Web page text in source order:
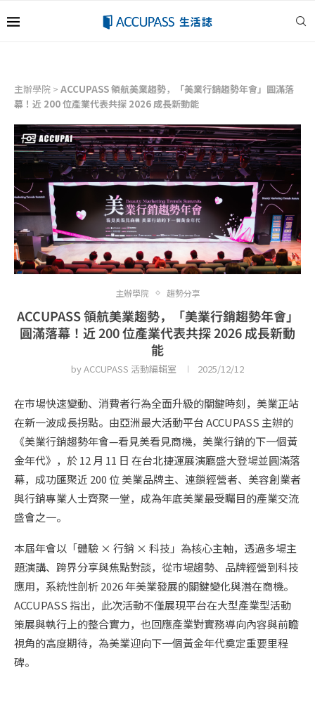
主辦學院 > ACCUPASS 領航美業趨勢，「美業行銷趨勢年會」圓滿落
幕！近 200 位產業代表共探 2026 成長新動能
主辦學院 趨勢分享
ACCUPASS 領航美業趨勢，「美業行銷趨勢年會」
圓滿落幕！近 200 位產業代表共探 2026 成長新動
能
byACCUPASS 活動編輯室 2025/12/12
在市場快速變動、消費者行為全面升級的關鍵時刻，美業正站
在新一波成長拐點。由亞洲最大活動平台 ACCUPASS 主辦的
《美業行銷趨勢年會—看見美看見商機，美業行銷的下一個黃
金年代》，於 12 月 11 日 在台北捷運展演廳盛大登場並圓滿落
幕，成功匯聚近 200 位 美業品牌主、連鎖經營者、美容創業者
與行銷專業人士齊聚一堂，成為年底美業最受矚目的產業交流
盛會之一。
本屆年會以「體驗 × 行銷 × 科技」為核心主軸，透過多場主
題演講、跨界分享與焦點對談，從市場趨勢、品牌經營到科技
應用，系統性剖析 2026 年美業發展的關鍵變化與潛在商機。
ACCUPASS 指出，此次活動不僅展現平台在大型產業型活動
策展與執行上的整合實力，也回應產業對實務導向內容與前瞻
視角的高度期待，為美業迎向下一個黃金年代奠定重要里程
碑。